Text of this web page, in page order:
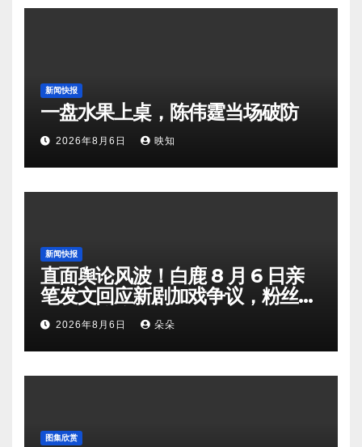
新闻快报
一盘水果上桌，陈伟霆当场破防
2026年8月6日 映知
新闻快报
直面舆论风波！白鹿 8 月 6 日亲
笔发文回应新剧加戏争议，粉丝剧
组矛盾暗流涌动
2026年8月6日 朵朵
图集欣赏